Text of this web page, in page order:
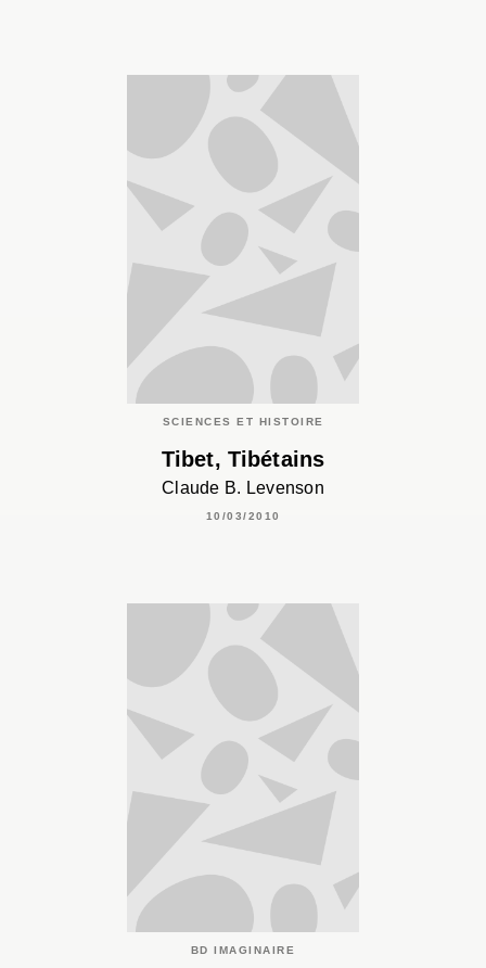
SCIENCES ET HISTOIRE
Tibet, Tibétains
Claude B. Levenson
10/03/2010
BD IMAGINAIRE